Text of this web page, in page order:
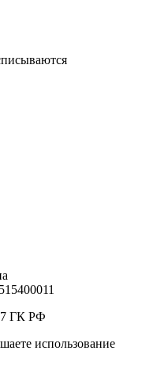
ГК РФ
использование